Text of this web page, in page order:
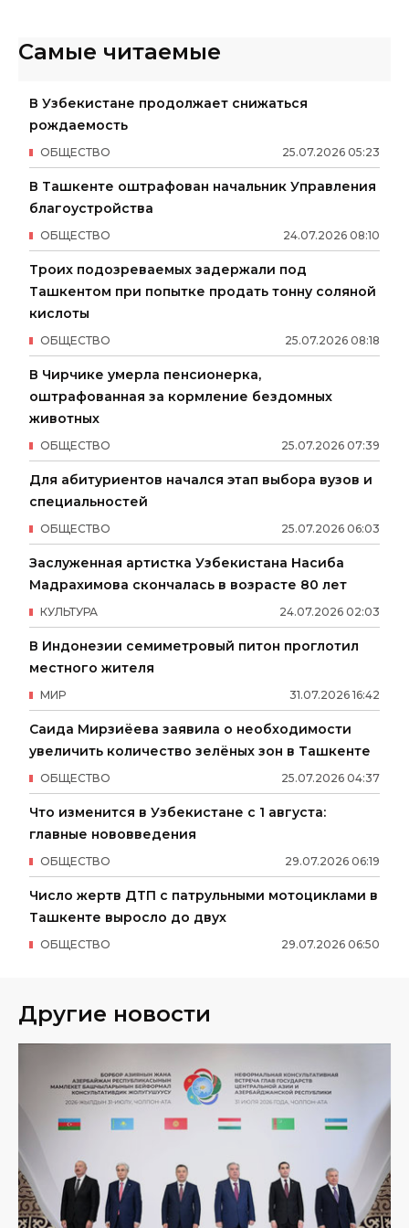
Самые читаемые
В Узбекистане продолжает снижаться
рождаемость
25.07.2026 05:23
ОБЩЕСТВО
В Ташкенте оштрафован начальник Управления
благоустройства
24.07.2026 08:10
ОБЩЕСТВО
Троих подозреваемых задержали под
Ташкентом при попытке продать тонну соляной
кислоты
25.07.2026 08:18
ОБЩЕСТВО
В Чирчике умерла пенсионерка,
оштрафованная за кормление бездомных
животных
25.07.2026 07:39
ОБЩЕСТВО
Для абитуриентов начался этап выбора вузов и
специальностей
25.07.2026 06:03
ОБЩЕСТВО
Заслуженная артистка Узбекистана Насиба
Мадрахимова скончалась в возрасте 80 лет
24.07.2026 02:03
КУЛЬТУРА
В Индонезии семиметровый питон проглотил
местного жителя
31.07.2026 16:42
МИР
Саида Мирзиёева заявила о необходимости
увеличить количество зелёных зон в Ташкенте
25.07.2026 04:37
ОБЩЕСТВО
Что изменится в Узбекистане с 1 августа:
главные нововведения
29.07.2026 06:19
ОБЩЕСТВО
Число жертв ДТП с патрульными мотоциклами в
Ташкенте выросло до двух
29.07.2026 06:50
ОБЩЕСТВО
Другие новости